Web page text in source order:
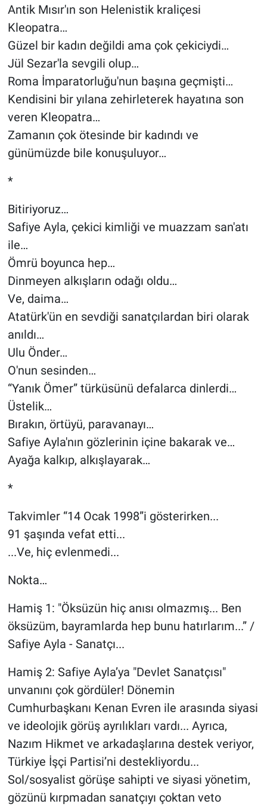
Antik Mısır'ın son Helenistik kraliçesi
Kleopatra…
Güzel bir kadın değildi ama çok çekiciydi…
Jül Sezar'la sevgili olup…
Roma İmparatorluğu'nun başına geçmişti…
Kendisini bir yılana zehirleterek hayatına son
veren Kleopatra…
Zamanın çok ötesinde bir kadındı ve
günümüzde bile konuşuluyor…
*
Bitiriyoruz…
Safiye Ayla, çekici kimliği ve muazzam san'atı
ile…
Ömrü boyunca hep…
Dinmeyen alkışların odağı oldu…
Ve, daima…
Atatürk'ün en sevdiği sanatçılardan biri olarak
anıldı…
Ulu Önder…
O'nun sesinden…
“Yanık Ömer” türküsünü defalarca dinlerdi…
Üstelik…
Bırakın, örtüyü, paravanayı…
Safiye Ayla'nın gözlerinin içine bakarak ve…
Ayağa kalkıp, alkışlayarak…
*
Takvimler “14 Ocak 1998”i gösterirken...
91 şaşında vefat etti...
...Ve, hiç evlenmedi...
Nokta…
Hamiş 1: "Öksüzün hiç anısı olmazmış... Ben
öksüzüm, bayramlarda hep bunu hatırlarım...” /
Safiye Ayla - Sanatçı...
Hamiş 2: Safiye Ayla’ya "Devlet Sanatçısı"
unvanını çok gördüler! Dönemin
Cumhurbaşkanı Kenan Evren ile arasında siyasi
ve ideolojik görüş ayrılıkları vardı... Ayrıca,
Nazım Hikmet ve arkadaşlarına destek veriyor,
Türkiye İşçi Partisi’ni destekliyordu...
Sol/sosyalist görüşe sahipti ve siyasi yönetim,
gözünü kırpmadan sanatçıyı çoktan veto